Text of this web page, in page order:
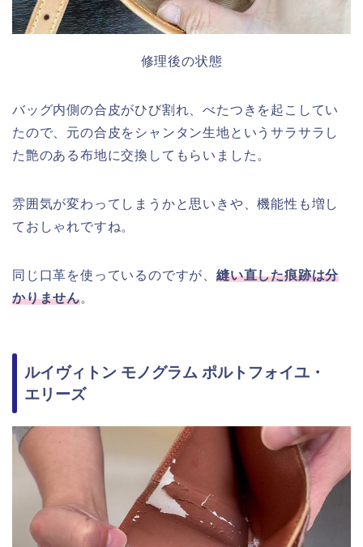
修理後の状態
バッグ内側の合皮がひび割れ、べたつきを起こしてい
たので、元の合皮をシャンタン生地というサラサラし
た艶のある布地に交換してもらいました。
雰囲気が変わってしまうかと思いきや、機能性も増し
ておしゃれですね。
同じ口革を使っているのですが、 縫い直した痕跡は分
かりません。
ルイヴィトン モノグラム ポルトフォイユ・
エリーズ